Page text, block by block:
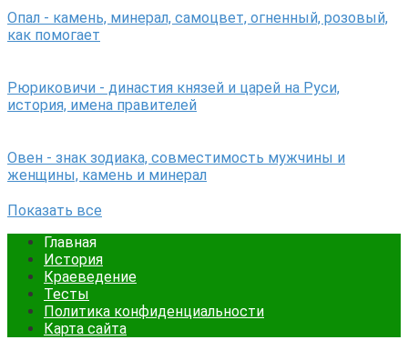
Опал - камень, минерал, самоцвет, огненный, розовый,
как помогает
Рюриковичи - династия князей и царей на Руси,
история, имена правителей
Овен - знак зодиака, совместимость мужчины и
женщины, камень и минерал
Показать все
Главная
История
Краеведение
Тесты
Политика конфиденциальности
Карта сайта